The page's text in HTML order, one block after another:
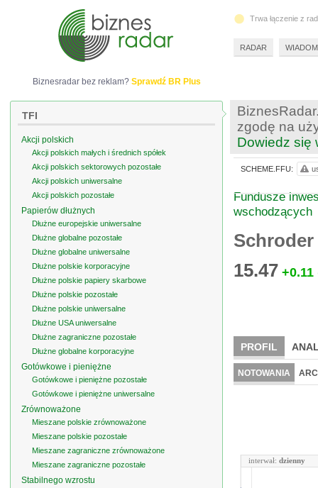
zgodę na
Dowiedz się
Fundusze
wschodzących
Schroder
15.47 +0.11
PROFIL
NOTOWANIA
interwał: dzienny
SCHEME.FFU:
Biznesradar bez reklam? Sprawdź BR Plus
TFI
Akcji polskich
Akcji polskich małych i średnich spółek
Akcji polskich sektorowych pozostałe
Akcji polskich uniwersalne
Akcji polskich pozostałe
Papierów dłużnych
Dłużne europejskie uniwersalne
Dłużne globalne pozostałe
Dłużne globalne uniwersalne
Dłużne polskie korporacyjne
Dłużne polskie papiery skarbowe
Dłużne polskie pozostałe
Dłużne polskie uniwersalne
Dłużne USA uniwersalne
Dłużne zagraniczne pozostałe
Dłużne globalne korporacyjne
Gotówkowe i pieniężne
Gotówkowe i pieniężne pozostałe
Gotówkowe i pieniężne uniwersalne
Zrównoważone
Mieszane polskie zrównoważone
Mieszane polskie pozostałe
Mieszane zagraniczne zrównoważone
Mieszane zagraniczne pozostałe
Stabilnego wzrostu
Trwa łączenie z
RADAR